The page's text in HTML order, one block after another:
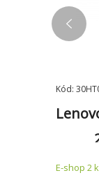
Kód:
E-shop 2